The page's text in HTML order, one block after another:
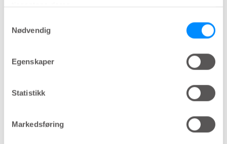
tjenestene deres.
Nødvendig
Egenskaper
Statistikk
Markedsføring
kan oppstå med tiden. Da er han forberedt.
Jeg tror at mange går
rundt med blære- og
tarmproblemene, fordi
de ikke vet at de kan
ha sammenheng med